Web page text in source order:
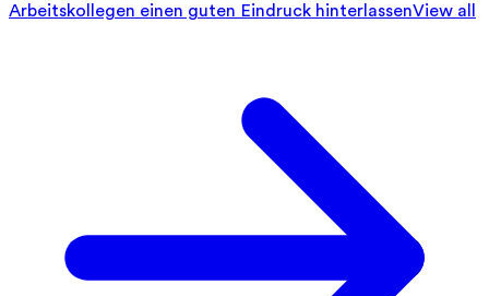
Arbeitskollegen einen guten Eindruck hinterlassenView all